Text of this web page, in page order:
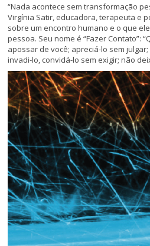
“Nada acontece sem transformação
Virgínia Satir, educadora, terapeuta e
sobre um encontro humano e o que
pessoa. Seu nome é “Fazer Contato”:
apossar de você; apre­ciá-lo sem
invadi-lo, convidá-lo sem exigir; não